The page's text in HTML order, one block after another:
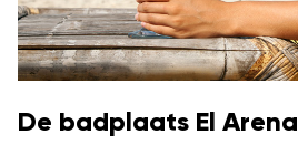
De badplaats El Arenal